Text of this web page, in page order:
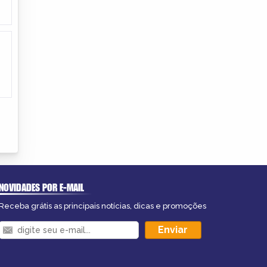
POR E-MAIL
grátis as principais notícias, dicas e promoções